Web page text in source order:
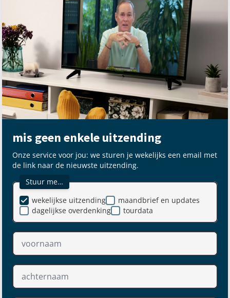
mis geen enkele uitzending
Onze service voor jou: we sturen je wekelijks een email met
de link naar de nieuwste uitzending.
Stuur me…
maandbrief en updates
dagelijkse overdenking
wekelijkse uitzending
tourdata